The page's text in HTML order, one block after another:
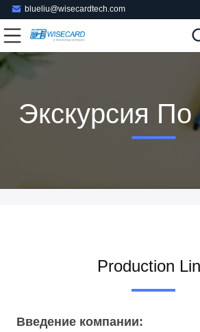
blueliu@wisecardtech.com
Экскурсия По
Production
Введение компании: